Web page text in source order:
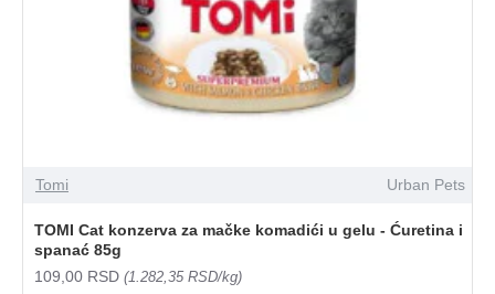
Tomi Urban Pets
TOMI Cat konzerva za mačke komadići u gelu - Ćuretina i
spanać 85g
109,00 RSD (1.282,35 RSD/kg)